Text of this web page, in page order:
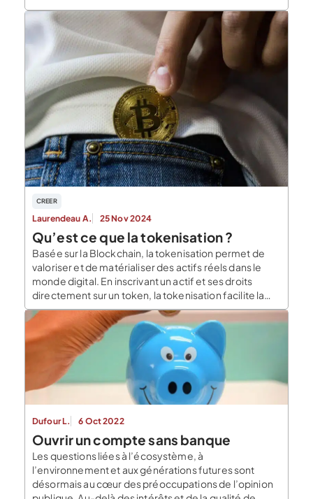
CREER
Laurendeau A. 25 Nov 2024
Qu’est ce que la tokenisation ?
Basée sur la Blockchain, la tokenisation permet de
valoriser et de matérialiser des actifs réels dans le
monde digital. En inscrivant un actif et ses droits
directement sur un token, la tokenisation facilite la
gestion et l’échange avec un pair, de manière
instantanée et sécurisée. Qu’est ce qu’un token ?
D’après Blockchain France, le token […]
Dufour L. 6 Oct 2022
Ouvrir un compte sans banque
Les questions liées à l’écosystème, à
l’environnement et aux générations futures sont
désormais au cœur des préoccupations de l’opinion